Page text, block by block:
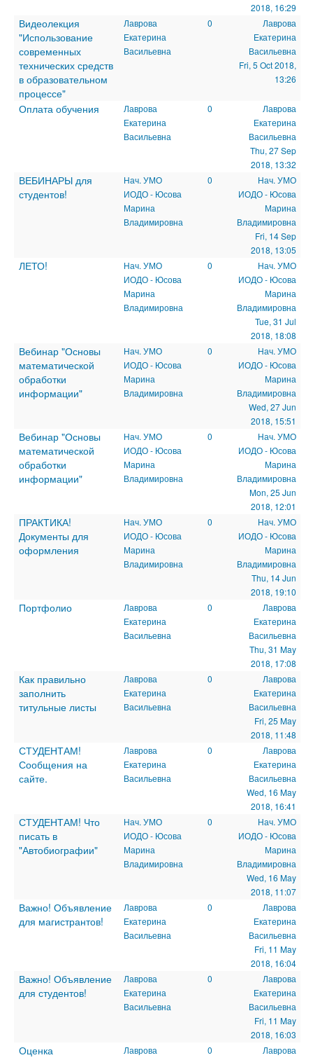
2018, 16:29
Видеолекция
"Использование
современных
технических средств
в образовательном
процессе"
Лаврова
Екатерина
Васильевна
0
Лаврова
Екатерина
Васильевна
Fri, 5 Oct 2018,
13:26
Оплата обучения
Лаврова
Екатерина
Васильевна
0
Лаврова
Екатерина
Васильевна
Thu, 27 Sep
2018, 13:32
ВЕБИНАРЫ для
студентов!
Нач. УМО
ИОДО - Юсова
Марина
Владимировна
0
Нач. УМО
ИОДО - Юсова
Марина
Владимировна
Fri, 14 Sep
2018, 13:05
ЛЕТО!
Нач. УМО
ИОДО - Юсова
Марина
Владимировна
0
Нач. УМО
ИОДО - Юсова
Марина
Владимировна
Tue, 31 Jul
2018, 18:08
Вебинар "Основы
математической
обработки
информации"
Нач. УМО
ИОДО - Юсова
Марина
Владимировна
0
Нач. УМО
ИОДО - Юсова
Марина
Владимировна
Wed, 27 Jun
2018, 15:51
Вебинар "Основы
математической
обработки
информации"
Нач. УМО
ИОДО - Юсова
Марина
Владимировна
0
Нач. УМО
ИОДО - Юсова
Марина
Владимировна
Mon, 25 Jun
2018, 12:01
ПРАКТИКА!
Документы для
оформления
Нач. УМО
ИОДО - Юсова
Марина
Владимировна
0
Нач. УМО
ИОДО - Юсова
Марина
Владимировна
Thu, 14 Jun
2018, 19:10
Портфолио
Лаврова
Екатерина
Васильевна
0
Лаврова
Екатерина
Васильевна
Thu, 31 May
2018, 17:08
Как правильно
заполнить
титульные листы
Лаврова
Екатерина
Васильевна
0
Лаврова
Екатерина
Васильевна
Fri, 25 May
2018, 11:48
СТУДЕНТАМ!
Сообщения на
сайте.
Лаврова
Екатерина
Васильевна
0
Лаврова
Екатерина
Васильевна
Wed, 16 May
2018, 16:41
СТУДЕНТАМ! Что
писать в
"Автобиографии"
Нач. УМО
ИОДО - Юсова
Марина
Владимировна
0
Нач. УМО
ИОДО - Юсова
Марина
Владимировна
Wed, 16 May
2018, 11:07
Важно! Объявление
для магистрантов!
Лаврова
Екатерина
Васильевна
0
Лаврова
Екатерина
Васильевна
Fri, 11 May
2018, 16:04
Важно! Объявление
для студентов!
Лаврова
Екатерина
Васильевна
0
Лаврова
Екатерина
Васильевна
Fri, 11 May
2018, 16:03
Оценка
Лаврова
0
Лаврова